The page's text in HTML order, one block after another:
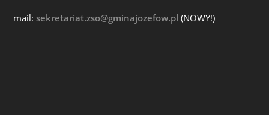
mail:sekretariat.zso@gminajozefow.pl (NOWY!)